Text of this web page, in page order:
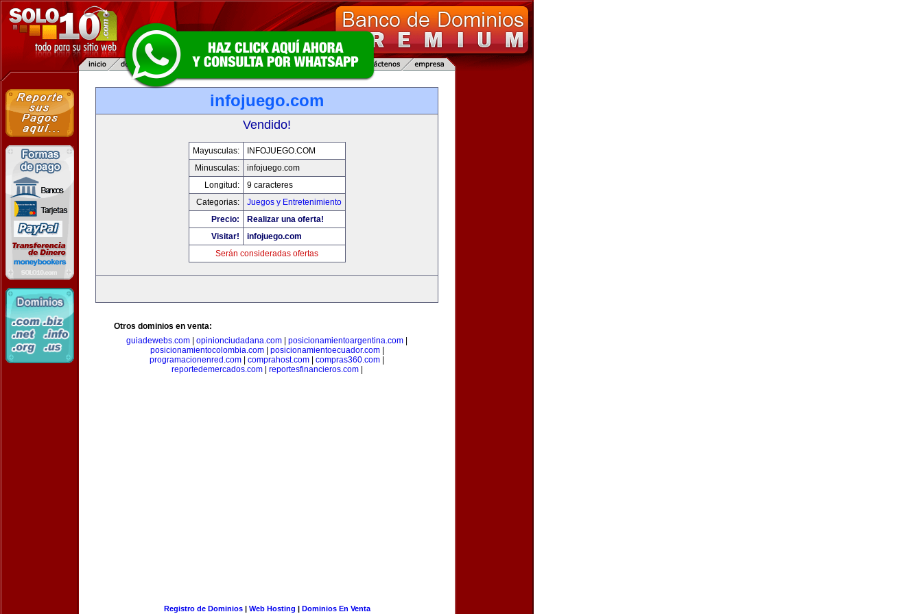
infojuego.com
Vendido!
Mayusculas:
INFOJUEGO.COM
Minusculas:
infojuego.com
Longitud:
9 caracteres
Categorias:
Juegos y Entretenimiento
Precio:
Realizar una oferta!
Visitar!
infojuego.com
Serán consideradas ofertas
Otros dominios en venta:
guiadewebs.com
opinionciudadana.com posicionamientoargentina.com
posicionamientocolombia.com| posicionamientoecuador.com|
programacionenred.com
comprahost.com compras360.com
reportedemercados.com| reportesfinancieros.com|
Registro de Dominios| Web Hosting | Dominios En Venta